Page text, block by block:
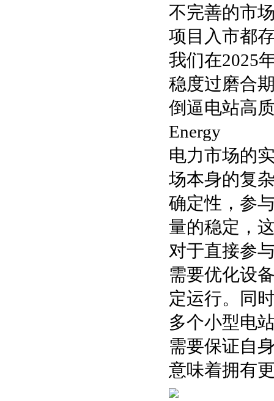
不完善的市
项目入市都
我们在2025
稳度过磨合
倒逼电站高
Energy
电力市场的
场本身的复
确定性，参
量的稳定，
对于直接参
需要优化设
定运行。同
多个小型电
需要保证自
意味着拥有